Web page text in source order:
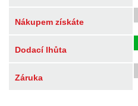
Nákupem získáte
Dodací lhůta
Záruka